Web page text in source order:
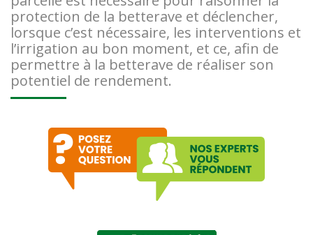
protection de la betterave et déclencher,
lorsque c’est nécessaire, les interventions et
l’irrigation au bon moment, et ce, afin de
permettre à la betterave de réaliser son
potentiel de rendement.